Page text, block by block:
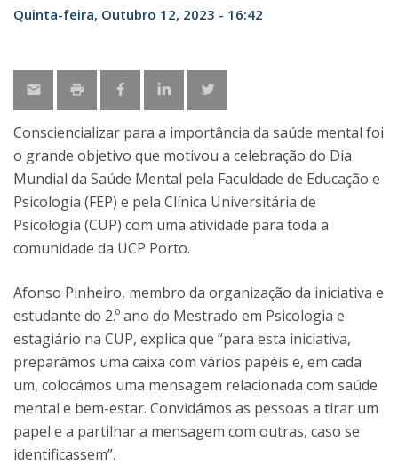
Quinta-feira, Outubro 12, 2023 - 16:42
Consciencializar para a importância da saúde mental foi
o grande objetivo que motivou a celebração do Dia
Mundial da Saúde Mental pela Faculdade de Educação e
Psicologia (FEP) e pela Clínica Universitária de
Psicologia (CUP) com uma atividade para toda a
comunidade da UCP Porto.
Afonso Pinheiro, membro da organização da iniciativa e
estudante do 2.º ano do Mestrado em Psicologia e
estagiário na CUP, explica que “para esta iniciativa,
preparámos uma caixa com vários papéis e, em cada
um, colocámos uma mensagem relacionada com saúde
mental e bem-estar. Convidámos as pessoas a tirar um
papel e a partilhar a mensagem com outras, caso se
identificassem”.